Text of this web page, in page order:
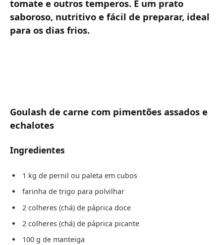
tomate e outros temperos. É um prato
saboroso, nutritivo e fácil de preparar, ideal
para os dias frios.
Goulash de carne com pimentões assados e
echalotes
Ingredientes
1 kg de pernil ou paleta em cubos
farinha de trigo para polvilhar
2 colheres (chá) de páprica doce
2 colheres (chá) de páprica picante
100 g de manteiga